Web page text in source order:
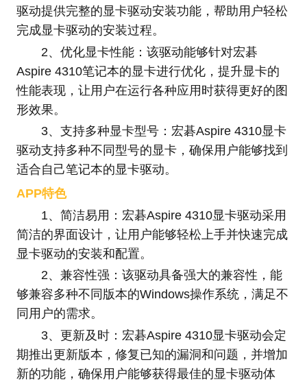
驱动提供完整的显卡驱动安装功能，帮助用户轻松
完成显卡驱动的安装过程。
2、优化显卡性能：该驱动能够针对宏碁
Aspire 4310笔记本的显卡进行优化，提升显卡的
性能表现，让用户在运行各种应用时获得更好的图
形效果。
3、支持多种显卡型号：宏碁Aspire 4310显卡
驱动支持多种不同型号的显卡，确保用户能够找到
适合自己笔记本的显卡驱动。
APP特色
1、简洁易用：宏碁Aspire 4310显卡驱动采用
简洁的界面设计，让用户能够轻松上手并快速完成
显卡驱动的安装和配置。
2、兼容性强：该驱动具备强大的兼容性，能
够兼容多种不同版本的Windows操作系统，满足不
同用户的需求。
3、更新及时：宏碁Aspire 4310显卡驱动会定
期推出更新版本，修复已知的漏洞和问题，并增加
新的功能，确保用户能够获得最佳的显卡驱动体